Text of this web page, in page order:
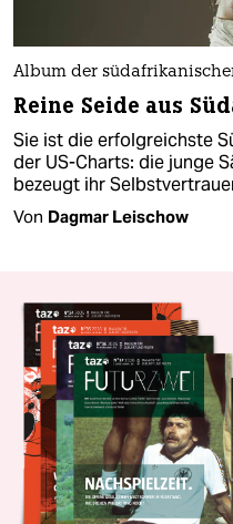
Album der
Reine Seide aus
Sie ist die erfolgreichste
der US-Charts: die junge
bezeugt ihr
Von Dagmar Leischow